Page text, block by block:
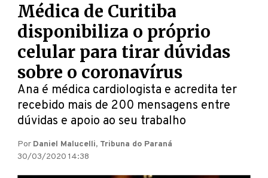
Médica de Curitiba
disponibiliza o próprio
celular para tirar dúvidas
sobre o coronavírus
Ana é médica cardiologista e acredita ter
recebido mais de 200 mensagens entre
dúvidas e apoio ao seu trabalho
Por Daniel Malucelli, Tribuna do Paraná
30/03/2020 14:38